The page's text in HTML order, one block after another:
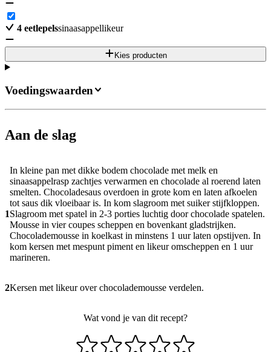
4 eetlepelssinaasappellikeur
Kies producten
Aan de slag
1
In kleine pan met dikke bodem chocolade met melk en
sinaasappelrasp zachtjes verwarmen en chocolade al roerend laten
smelten. Chocoladesaus overdoen in grote kom en laten afkoelen
tot saus dik vloeibaar is. In kom slagroom met suiker stijfkloppen.
Slagroom met spatel in 2-3 porties luchtig door chocolade spatelen.
Mousse in vier coupes scheppen en bovenkant gladstrijken.
Chocolademousse in koelkast in minstens 1 uur laten opstijven. In
kom kersen met mespunt piment en likeur omscheppen en 1 uur
marineren.
2Kersen met likeur over chocolademousse verdelen.
Wat vond je van dit recept?
Voedingswaarden